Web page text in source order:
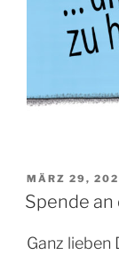
AM
MÄRZ 29,
Spende
Ganz lieben